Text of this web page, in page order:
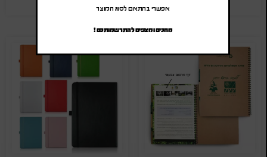
אפשרי בהתאם לסוג המוצר
מחכים ומצפים להתרשמותכם !